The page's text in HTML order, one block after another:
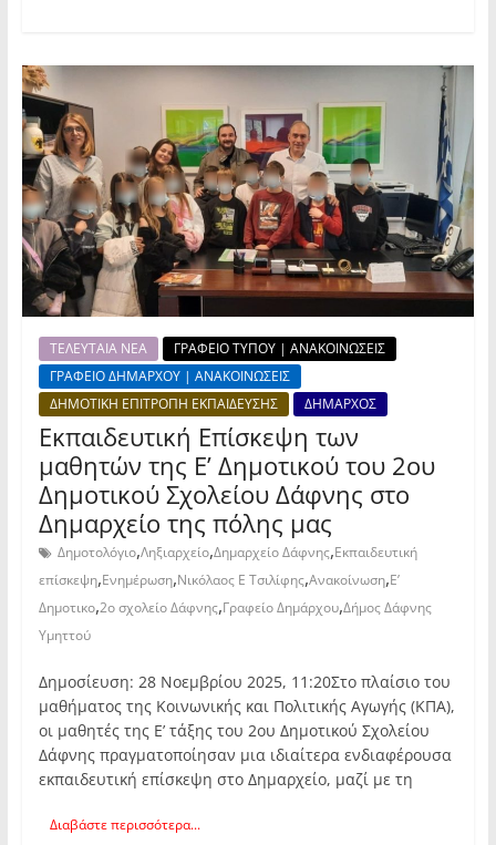
ΤΕΛΕΥΤΑΙΑ ΝΕΑ
ΓΡΑΦΕΙΟ ΤΥΠΟΥ | ΑΝΑΚΟΙΝΩΣΕΙΣ
ΓΡΑΦΕΙΟ ΔΗΜΑΡΧΟΥ | ΑΝΑΚΟΙΝΩΣΕΙΣ
ΔΗΜΟΤΙΚΗ ΕΠΙΤΡΟΠΗ ΕΚΠΑΙΔΕΥΣΗΣ
ΔΗΜΑΡΧΟΣ
Εκπαιδευτική Επίσκεψη των
μαθητών της Ε’ Δημοτικού του 2ου
Δημοτικού Σχολείου Δάφνης στο
Δημαρχείο της πόλης μας
Δημοτολόγιο,Ληξιαρχείο,Δημαρχείο Δάφνης,Εκπαιδευτική
επίσκεψη,Ενημέρωση,Νικόλαος Ε Τσιλίφης,Ανακοίνωση,Ε’
Δημοτικο,2ο σχολείο Δάφνης,Γραφείο Δημάρχου,Δήμος Δάφνης
Υμηττού
Δημοσίευση: 28 Νοεμβρίου 2025, 11:20Στο πλαίσιο του
μαθήματος της Κοινωνικής και Πολιτικής Αγωγής (ΚΠΑ),
οι μαθητές της Ε’ τάξης του 2ου Δημοτικού Σχολείου
Δάφνης πραγματοποίησαν μια ιδιαίτερα ενδιαφέρουσα
εκπαιδευτική επίσκεψη στο Δημαρχείο, μαζί με τη
Διαβάστε περισσότερα...